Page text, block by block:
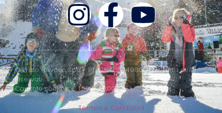
© Prato Nevoso Spa - P.I./C.F. 03544980042 - Tutti i diritti
Riservati
Capitale sociale: € 1.000.000,00 i.v.
Termini e Condizioni